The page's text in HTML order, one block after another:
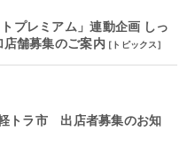
プレミアム」連動企画 しっ
舗募集のご案内 [ トピックス]
トラ市 出店者募集のお知